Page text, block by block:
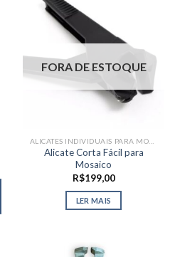
FORA DE ESTOQUE
Alicate Corta Fácil para
Mosaico
R$199,00
LER MAIS